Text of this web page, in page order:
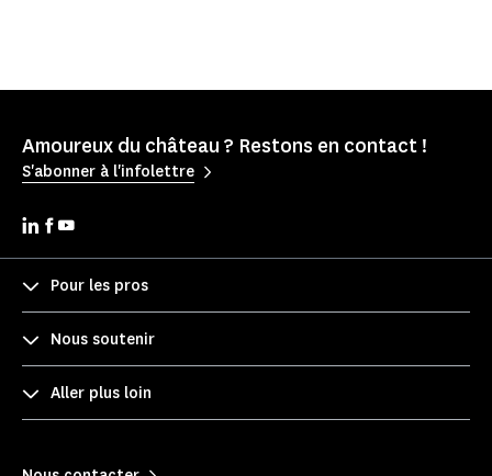
Amoureux du château ? Restons en contact !
S'abonner à l'infolettre
Pour les pros
Nous soutenir
Aller plus loin